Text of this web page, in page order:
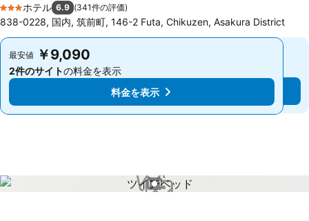
3 ホテルのランク
ホテル 6.9 (341件の評価)
838-0228, 国内, 筑前町, 146-2 Futa, Chikuzen, Asakura District
最安値 ￥9,090
2件のサイトの料金を表示
料金を表示
最安値 ￥9,090
2件のサイトの料金を表示
料金を表示
1 / 1